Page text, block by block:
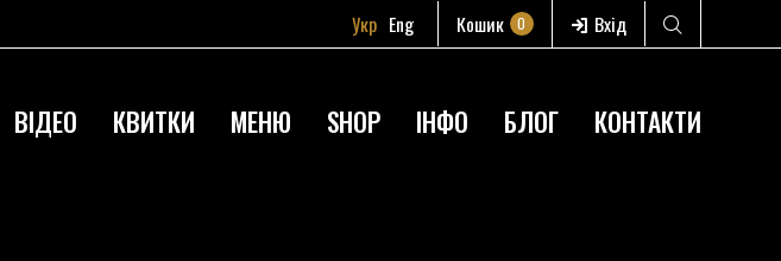
Укр Eng Кошик 0 Вхід
ВІДЕО КВИТКИ МЕНЮ SHOP ІНФО БЛОГ КОНТАКТИ